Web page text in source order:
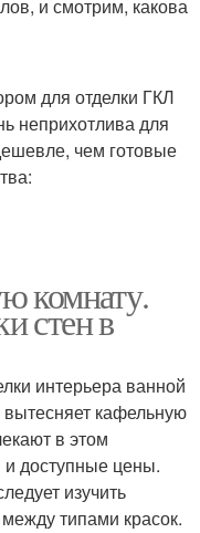
и смотрим, какова
для отделки ГКЛ
неприхотлива для
чем готовые
комнату.
стен в
интерьера ванной
кафельную
в этом
и доступные цены.
изучить
типами красок.